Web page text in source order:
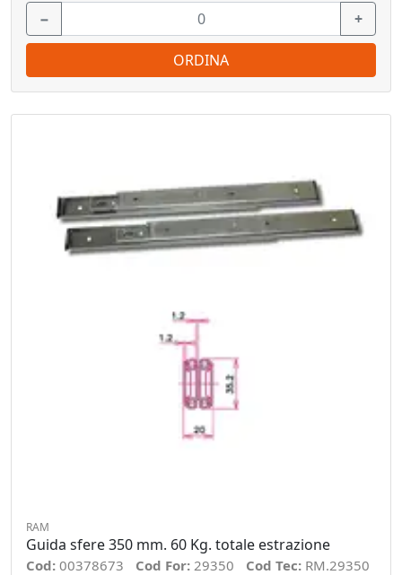
− +
ORDINA
RAM
Guida sfere 350 mm. 60 Kg. totale estrazione
Cod: 00378673 Cod For: 29350 Cod Tec: RM.29350